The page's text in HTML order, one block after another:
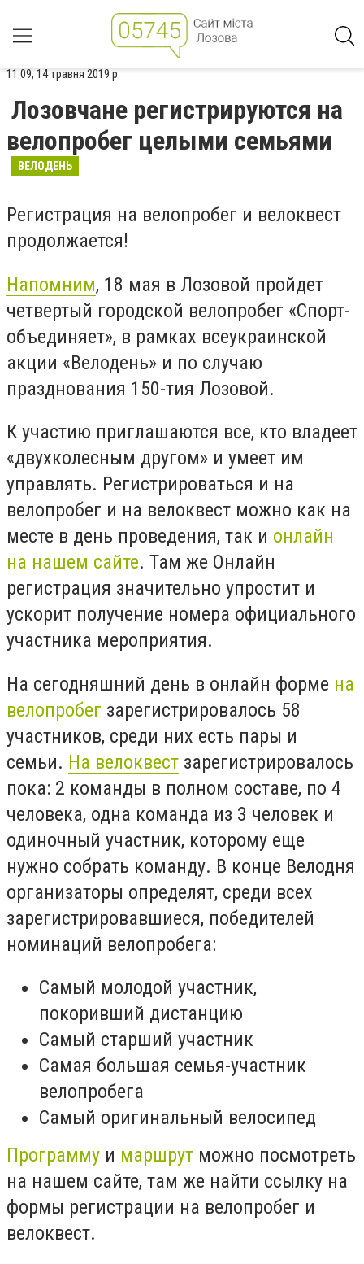
11:09, 14 травня 2019 р.
Лозовчане регистрируются на
велопробег целыми семьями
ВЕЛОДЕНЬ
Регистрация на велопробег и велоквест
продолжается!
Напомним, 18 мая в Лозовой пройдет
четвертый городской велопробег «Спорт-
объединяет», в рамках всеукраинской
акции «Велодень» и по случаю
празднования 150-тия Лозовой.
К участию приглашаются все, кто владеет
«двухколесным другом» и умеет им
управлять. Регистрироваться и на
велопробег и на велоквест можно как на
месте в день проведения, так и онлайн
на нашем сайте. Там же Онлайн
регистрация значительно упростит и
ускорит получение номера официального
участника мероприятия.
На сегодняшний день в онлайн форме на
велопробег зарегистрировалось 58
участников, среди них есть пары и
семьи. На велоквест зарегистрировалось
пока: 2 команды в полном составе, по 4
человека, одна команда из 3 человек и
одиночный участник, которому еще
нужно собрать команду. В конце Велодня
организаторы определят, среди всех
зарегистрировавшиеся, победителей
номинаций велопробега:
Самый молодой участник,
покоривший дистанцию
Самый старший участник
Самая большая семья-участник
велопробега
Самый оригинальный велосипед
Программу и маршрут можно посмотреть
на нашем сайте, там же найти ссылку на
формы регистрации на велопробег и
велоквест.